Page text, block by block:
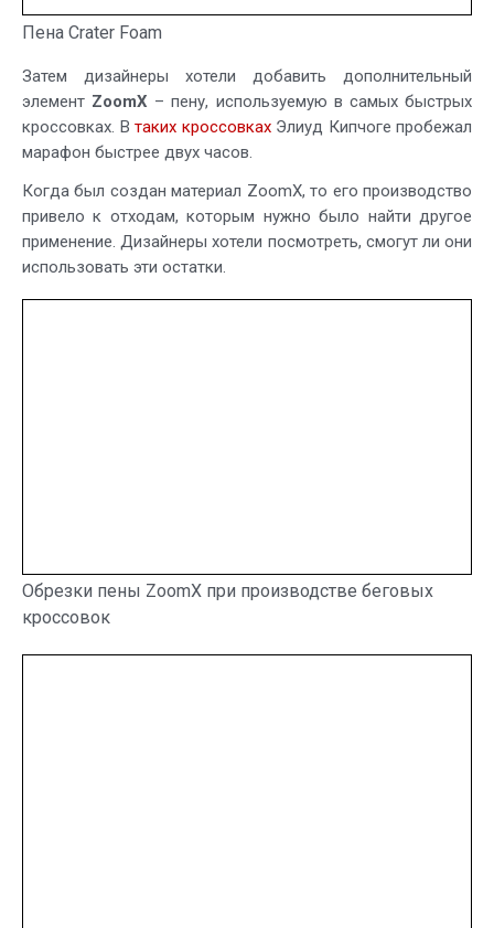
Пена Crater Foam
Затем дизайнеры хотели добавить дополнительный
элемент ZoomX – пену, используемую в самых быстрых
кроссовках. В таких кроссовкахЭлиуд Кипчоге пробежал
марафон быстрее двух часов.
Когда был создан материал ZoomX, то его производство
привело к отходам, которым нужно было найти другое
применение. Дизайнеры хотели посмотреть, смогут ли они
использовать эти остатки.
Обрезки пены ZoomX при производстве беговых
кроссовок